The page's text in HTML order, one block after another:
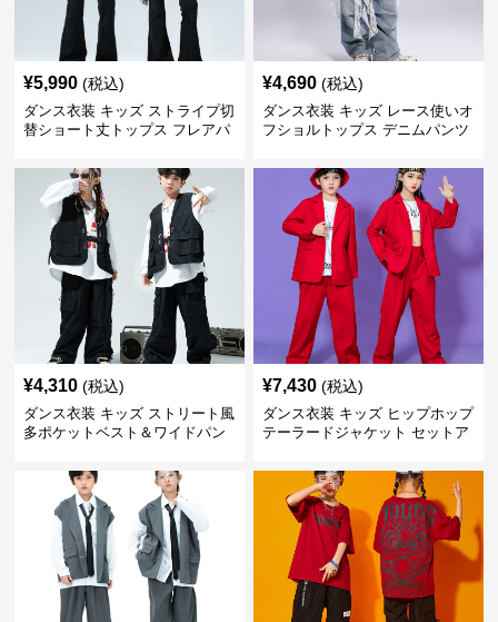
¥5,990 (税込)
ダンス衣装 キッズ ストライプ切
替ショート丈トップス フレアパ
¥4,690 (税込)
ダンス衣装 キッズ レース使いオ
フショルトップス デニムパンツ
¥4,310 (税込)
ダンス衣装 キッズ ストリート風
多ポケットベスト＆ワイドパン
¥7,430 (税込)
ダンス衣装 キッズ ヒップホップ
テーラードジャケット セットア